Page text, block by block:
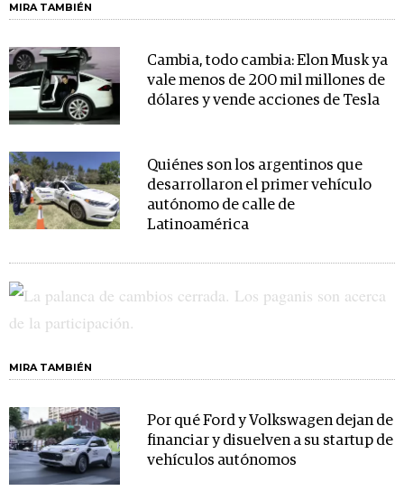
MIRA TAMBIÉN
Cambia, todo cambia: Elon Musk ya
vale menos de 200 mil millones de
dólares y vende acciones de Tesla
Quiénes son los argentinos que
desarrollaron el primer vehículo
autónomo de calle de
Latinoamérica
MIRA TAMBIÉN
Por qué Ford y Volkswagen dejan de
financiar y disuelven a su startup de
vehículos autónomos